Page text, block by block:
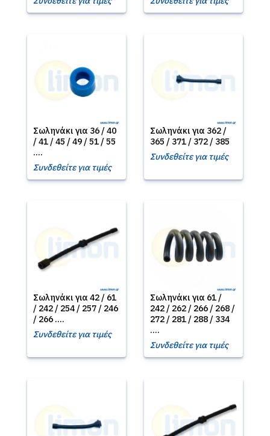
Σωληνάκι για 36 / 40
/ 41 / 45 / 49 / 51 / 55
....
Συνδεθείτε για τιμές
Σωληνάκι για 362 /
365 / 371 / 372 / 385
Συνδεθείτε για τιμές
Σωληνάκι για 42 / 61
/ 242 / 254 / 257 / 246
/ 266 ....
Συνδεθείτε για τιμές
Σωληνάκι για 61 /
242 / 262 / 266 / 268 /
272 / 281 / 288 / 334
....
Συνδεθείτε για τιμές